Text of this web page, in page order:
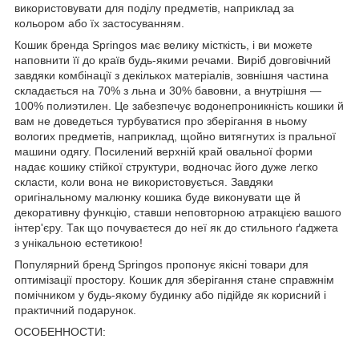
використовувати для поділу предметів, наприклад за
кольором або їх застосуванням.
Кошик бренда Springos має велику місткість, і ви можете
наповнити її до країв будь-якими речами. Виріб довговічний
завдяки комбінації з декількох матеріалів, зовнішня частина
складається на 70% з льна и 30% бавовни , а внутрішня —
100% полиэтилен . Це забезпечує водонепроникність кошики й
вам не доведеться турбуватися про зберігання в ньому
вологих предметів, наприклад, щойно витягнутих із пральної
машини одягу. Посилений верхній край овальної форми
надає кошику стійкої структури, водночас його дуже легко
скласти, коли вона не використовується. Завдяки
оригінальному малюнку кошика буде виконувати ще й
декоративну функцію, ставши неповторною атракцією вашого
інтер'єру. Так що почуваєтеся до неї як до стильного ґаджета
з унікальною естетикою!
Популярний бренд Springos пропонує якісні товари для
оптимізації простору. Кошик для зберігання стане справжнім
помічником у будь-якому будинку або підійде як корисний і
практичний подарунок.
ОСОБЕННОСТИ: